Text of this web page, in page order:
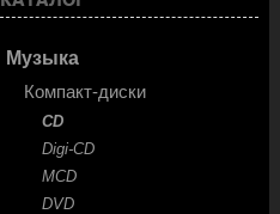
Музыка
Компакт-диски
CD
Digi-CD
MCD
DVD